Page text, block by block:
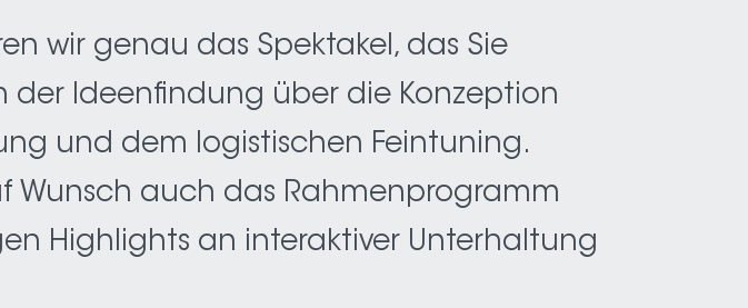
wir genau das Spektakel, das Sie
der Ideenfindung über die Konzeption
und dem logistischen Feintuning.
Wunsch auch das Rahmenprogramm
Highlights an interaktiver Unterhaltung